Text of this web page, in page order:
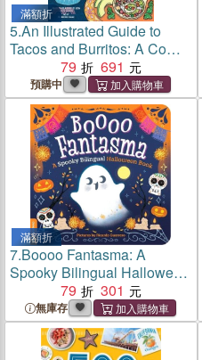
滿額折
5.An Illustrated Guide to
Tacos and Burritos: A Comic
Book with Stories, Recipes,
and More
79 691
預購中
滿額折
7.Boooo Fantasma: A
Spooky Bilingual Halloween
79 301
無庫存